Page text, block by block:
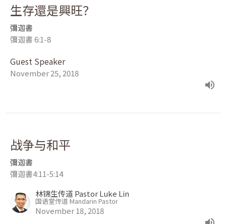
生存還是興旺？
彌迦書
彌迦書 6:1-8
Guest Speaker
November 25, 2018
战争与和平
彌迦書
彌迦書4:11-5:14
林锦生传道 Pastor Luke Lin
国语堂传道 Mandarin Pastor
November 18, 2018